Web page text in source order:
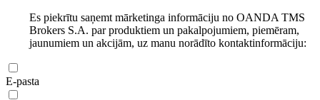
Es piekrītu saņemt mārketinga informāciju no OANDA TMS
Brokers S.A. par produktiem un pakalpojumiem, piemēram,
jaunumiem un akcijām, uz manu norādīto kontaktinformāciju:
E-pasta